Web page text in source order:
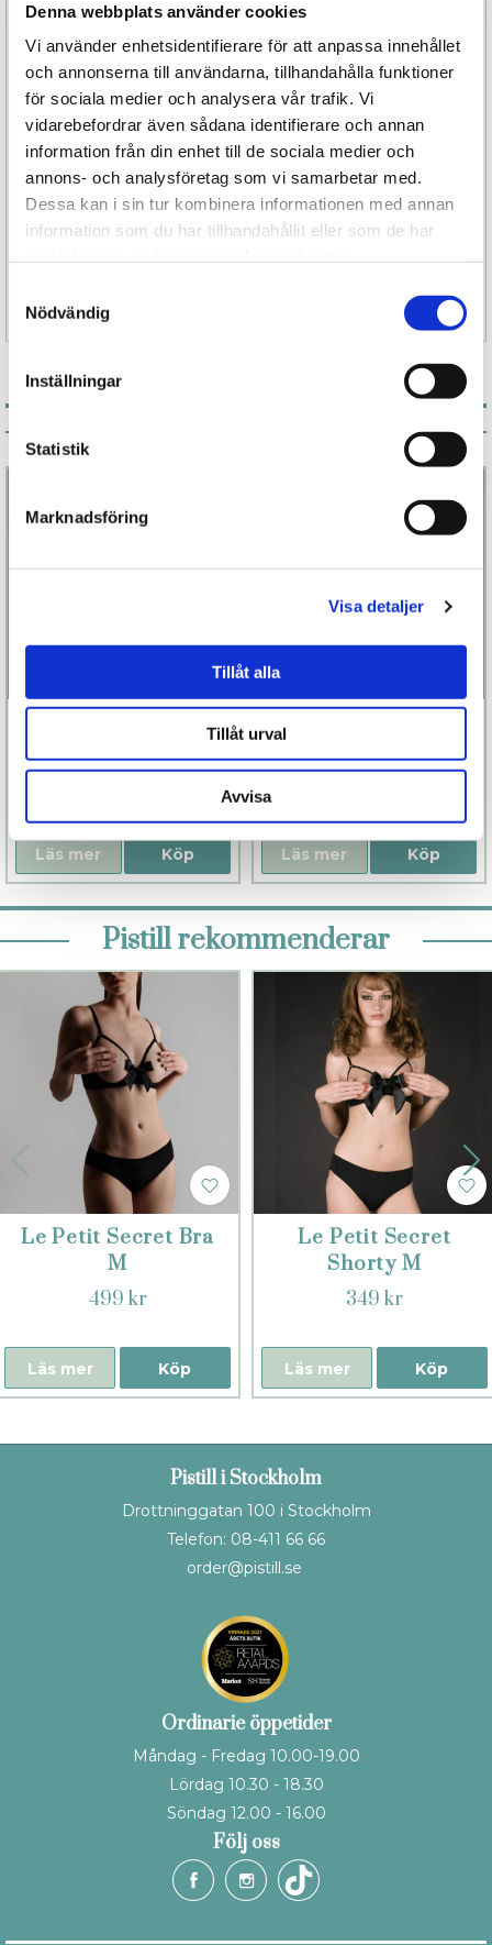
Denna webbplats använder cookies
Vi använder enhetsidentifierare för att anpassa innehållet
och annonserna till användarna, tillhandahålla funktioner
för sociala medier och analysera vår trafik. Vi
vidarebefordrar även sådana identifierare och annan
information från din enhet till de sociala medier och
annons- och analysföretag som vi samarbetar med.
Dessa kan i sin tur kombinera informationen med annan
information som du har tillhandahållit eller som de har
Nödvändig
Inställningar
Statistik
Marknadsföring
Visa detaljer
Tillåt alla
Tillåt urval
Avvisa
Underklädeskollektionerna utstrålar en stark
identitet med subtila anspelningar till Belle
Époque-eran tillsammans med tydliga referenser
till Haute Couture.
Le Petit Secret Panty är en sexig trosa med låg
midja och i öppen modell. Det finns även
matchande BH, stockings och höfthållare ur
samma kollektion.
Plagget som inte lämnar någon oberörd. En
Finns fler alternativ
Köp
Läs mer
Finns fler alternativ
Köp
Läs mer
Pistill rekommenderar
Le Petit Secret Bra
M
499 kr
Köp
Läs mer
Le Petit Secret
Shorty M
349 kr
Köp
Läs mer
Pistill i Stockholm
Drottninggatan 100 i Stockholm
Telefon: 08-411 66 66
order@pistill.se
Ordinarie öppetider
Måndag - Fredag 10.00-19.00
Lördag 10.30 - 18.30
Söndag 12.00 - 16.00
Följ oss